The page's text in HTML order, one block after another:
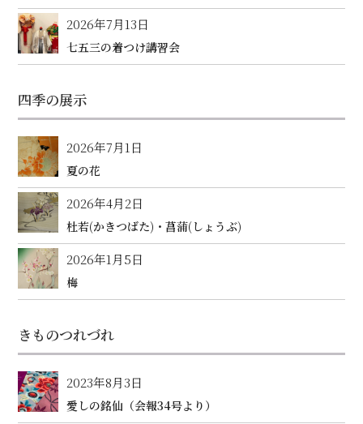
2026年7月13日
七五三の着つけ講習会
四季の展示
2026年7月1日
夏の花
2026年4月2日
杜若(かきつばた)・菖蒲(しょうぶ)
2026年1月5日
梅
きものつれづれ
2023年8月3日
愛しの銘仙（会報34号より）